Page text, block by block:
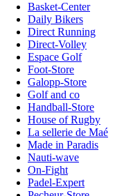
Basket-Center
Daily Bikers
Direct Running
Direct-Volley
Espace Golf
Foot-Store
Galopp-Store
Golf and co
Handball-Store
House of Rugby
La sellerie de Maé
Made in Paradis
Nauti-wave
On-Fight
Padel-Expert